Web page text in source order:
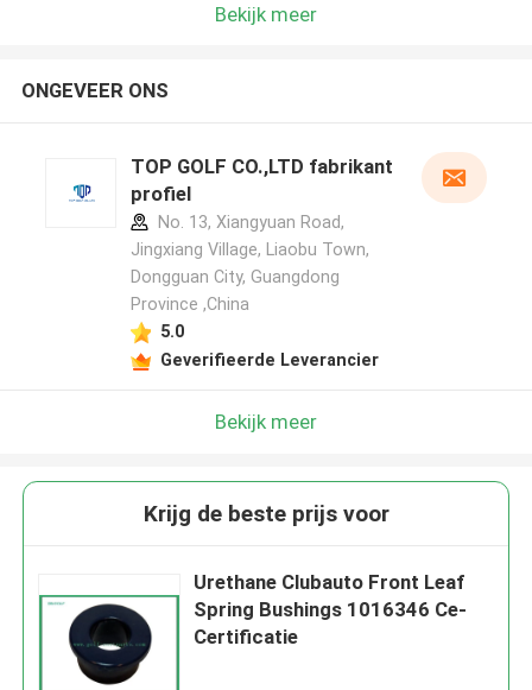
Bekijk meer
ONGEVEER ONS
TOP GOLF CO.,LTD fabrikant
profiel
No. 13, Xiangyuan Road,
Jingxiang Village, Liaobu Town,
Dongguan City, Guangdong
Province ,China
5.0
Geverifieerde Leverancier
Bekijk meer
Krijg de beste prijs voor
Urethane Clubauto Front Leaf
Spring Bushings 1016346 Ce-
Certificatie